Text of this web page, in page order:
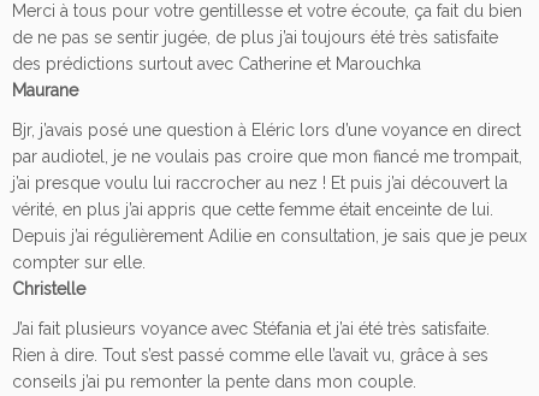
Merci à tous pour votre gentillesse et votre écoute, ça fait du bien
de ne pas se sentir jugée, de plus j’ai toujours été très satisfaite
des prédictions surtout avec Catherine et Marouchka
Maurane
Bjr, j’avais posé une question à Eléric lors d’une voyance en direct
par audiotel, je ne voulais pas croire que mon fiancé me trompait,
j’ai presque voulu lui raccrocher au nez ! Et puis j’ai découvert la
vérité, en plus j’ai appris que cette femme était enceinte de lui.
Depuis j’ai régulièrement Adilie en consultation, je sais que je peux
compter sur elle.
Christelle
J’ai fait plusieurs voyance avec Stéfania et j’ai été très satisfaite.
Rien à dire. Tout s’est passé comme elle l’avait vu, grâce à ses
conseils j’ai pu remonter la pente dans mon couple.